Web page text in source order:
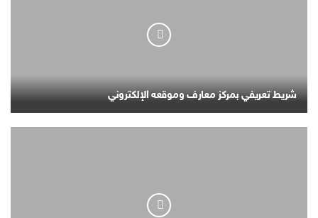
شريط تعريفي بمركز معارف وموقعه الإلكتروني